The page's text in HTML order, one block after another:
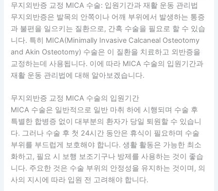
무지외반증 교정 MICA 수술: 입원기간과 재활 운동 관리법
무지외반증은 발목의 안쪽이나 어깨 부위에서 발생하는 통증
과 불편을 일으키는 질환으로, 간혹 수술을 필요로 할 수 있습
니다. 특히 MICA(Minimally Invasive Calcaneal Osteotomy
and Akin Osteotomy) 수술은 이 질환을 치료하고 외반증을
교정하는데 사용됩니다. 이에 따라 MICA 수술의 입원기간과
재활 운동 관리법에 대해 알아보겠습니다.
무지외반증 교정 MICA 수술의 입원기간
MICA 수술은 일반적으로 일반 마취 하에 시행되며 수술 후
특별한 합병증 없이 대부분의 환자가 당일 퇴원할 수 있습니
다. 그러나 수술 후 첫 24시간 동안은 휴식이 필요하며 수술
부위를 부드럽게 보호해야 합니다. 생활 활동은 가능한 최소
화하고, 필요 시 보행 보조기구나 방제를 사용하는 것이 좋습
니다. 주요한 것은 수술 부위의 안정성을 유지하는 것이며, 의
사의 지시에 따라 입원 전 고려해야 합니다.